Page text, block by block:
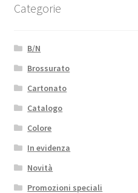
Categorie
B/N
Brossurato
Cartonato
Catalogo
Colore
In evidenza
Novità
Promozioni speciali